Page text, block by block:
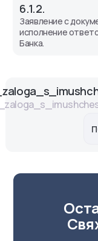
6.1.2.
Заявление с
исполнение
Банка.